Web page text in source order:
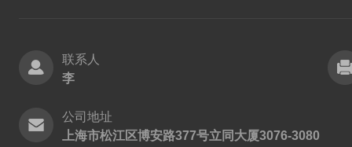
联系人
李
公司地址
上海市松江区博安路377号立同大厦3076-3080